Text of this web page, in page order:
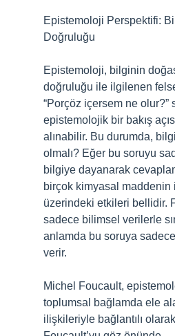
Epistemoloji Perspektifi:
Doğruluğu
Epistemoloji, bilginin
doğruluğu ile ilgilenen
“Porçöz içersem ne olur?”
epistemolojik bir bakış
alınabilir. Bu durumda,
olmalı? Eğer bu soruyu
bilgiye dayanarak
birçok kimyasal maddenin
üzerindeki etkileri bellidir.
sadece bilimsel verilerle
anlamda bu soruya
verir.
Michel Foucault,
toplumsal bağlamda ele
ilişkileriyle bağlantılı